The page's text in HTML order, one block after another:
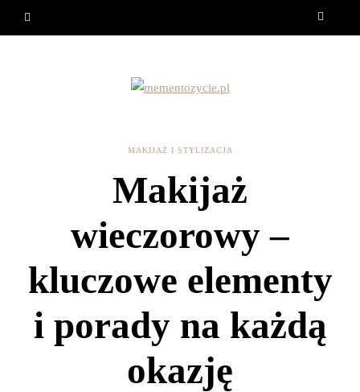
MAKIJAŻ I STYLIZACJA
Makijaż
wieczorowy –
kluczowe elementy
i porady na każdą
okazję